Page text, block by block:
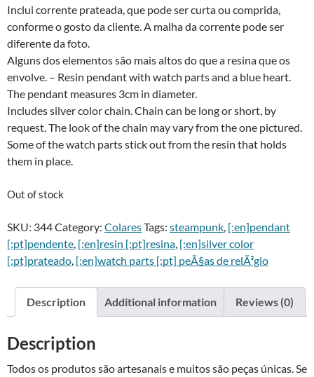
Inclui corrente prateada, que pode ser curta ou comprida,
conforme o gosto da cliente. A malha da corrente pode ser
diferente da foto.
Alguns dos elementos são mais altos do que a resina que os
envolve. – Resin pendant with watch parts and a blue heart.
The pendant measures 3cm in diameter.
Includes silver color chain. Chain can be long or short, by
request. The look of the chain may vary from the one pictured.
Some of the watch parts stick out from the resin that holds
them in place.
Out of stock
SKU: 344Category: ColaresTags: steampunk, [:en]pendant
[:pt]pendente, [:en]resin [:pt]resina, [:en]silver color
[:pt]prateado, [:en]watch parts [:pt] peÃ§as de relÃ³gio
Description Additional information Reviews (0)
Description
Todos os produtos são artesanais e muitos são peças únicas. Se